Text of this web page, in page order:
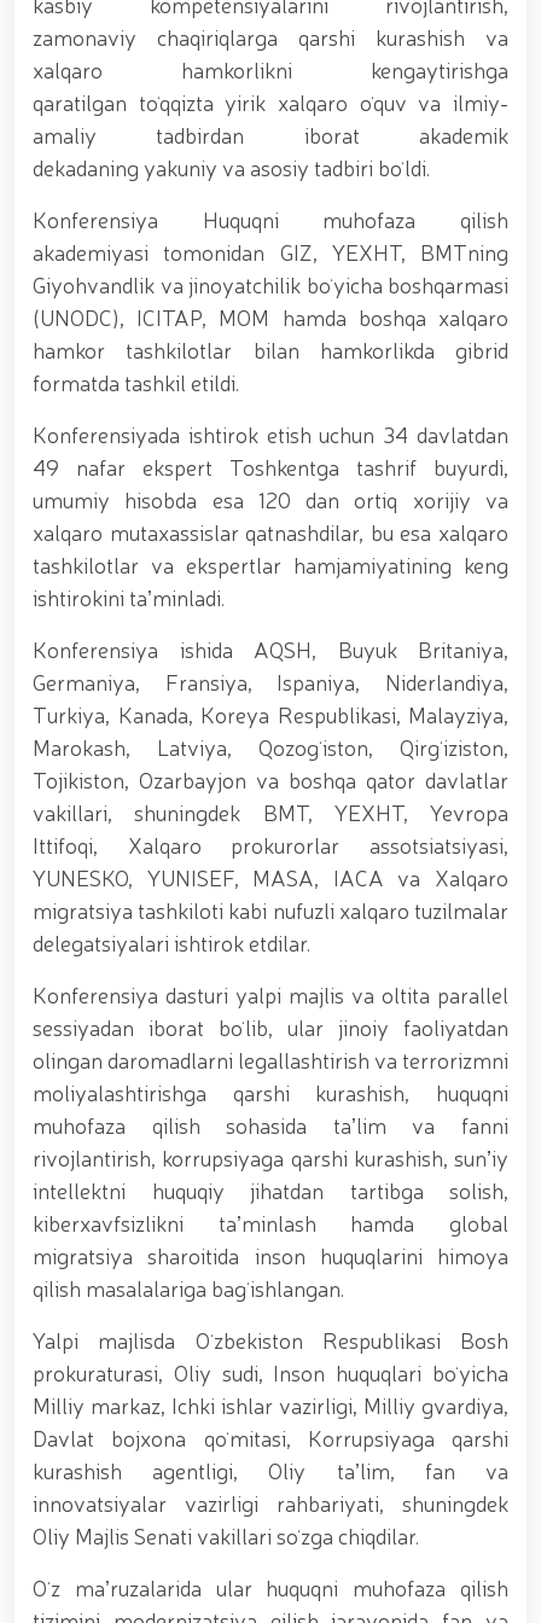
O‘zbekiston Milliy kino san'ati saroyida Milliy
gvardiya tizimidagi yoshlar bilan uchrashuv bo‘lib
o‘tdi. // Bayram kunlarida xavfsizlik toʻliq taʼminlandi
// Navroʻz shukuhi: otliq paradlar tashkil etildi //
“Navroʻzni ulugʻlash – insonni ulugʻlashdir!” shiori
ostida bayram sayli // Askarlar kasb-hunar
sertifikatlariga ega boʻldi // Qahramonlar xotirasi
xizmatchisi Navbahor Hamidova oltin medalni qoʻlga
kiritdi. // Iroda Ismoilova «Sodiq xizmatlari uchun»
medali bilan taqdirlandi. // O‘zbekiston Qurolli
Kuchlarida kibersport, dron va robot texnologiyalari
yo‘nalishlari rivojlantiriladi // Andijon viloyatida
Respublika ishchi guruhining yoshlar bilan uchrashuvi
tadbirlari doirasida muddatdi harbiy xizmatchilarga
sertifikatlar topshirildi. // Milliy gvardiya
poytaxtimizdagi manzilli ishlari davomida yoshlar
bilan uchrashib, ular bilan ochiq muloqot o‘tkazdi. //
Farg‘ona viloyatida jinoyat sodir etishga moyil
shaxslar yashash manzillarida tezkor tadbirlar
o‘tkazildi. // “8-mart – Xalqaro xotin qizlar kuni”
munosabati bilan Milliy gvardiya tizimida faoliyat
yuritib kyelayotgan ayollar uchun tantanali bayram
tadbiri tashkil etildi // Moliyaviy shaffoflik va
yig‘ini o‘tkazildi // Ajdodlar merosi – milliy gʻurur va
vatanparvarlik manbai // General-polkovnik
B.Tashmatov Toshkent “Temurbeklar maktabi”
harbiy akademik litseyi faoliyati bilan yaqindan
tanishdi. //Milliy gvardiya qo‘mondoni, general-
polkovnik B.Tashmatov Sirdaryo va Jizzax viloyatida
o'rganish ishlarini olib bordi // “Harbiy taʼlim tizimida
ilm-fan va pedagogik texnologiyalarni rivojlantirish
istiqbollari” mavzusida respublika harbiy ilmiy-
amaliy konferensiyasi tashkil etildi. //Milliy gvardiya
qo‘mondoni general-polkovnik B.Tashmatov ilk
manzilli ishlarini Yunusobod tumanida amalga
oshirdi. // Samarqand va Buxoro viloyatalarida
ishonchli taʼminlash boʻyicha manzilli ishlar amalga
oshirildi. // Yoshlar siyosatiga oid ustuvor vazifalar
doimiy e’tiborda. // Milliy gvardiya qoʻmondoni
general-polkovnik B.Tashmatov Oʻzbekiston huquqni
muhofaza qilish organlarining Qoʻl jangi federatsiyasi
raisi etib saylandi. // Milliy gvardiya shaxsiy
tarkibining jangovar salohiyati, jismoniy va ma'naviy
tayyorgarligini mustahkamlash hamda zamon
talablariga mos takomillashtirishga qaratilgan ishlar
davom ettirilmoqda. // Tizim fidoyilari hurmat va
ehtirom bilan nafaqaga kuzatildi. // “Kitobxon harbiy
oilalar” mavzusida adabiy-badiiy kecha tashkil etildi
/ / Vatanparvarlik oyligi doirasidagi tadbirlar / /
Toshkentda qidiruvda bo‘lgan shaxs qo‘lga olindi / /
“Jasorat” filmi premyerasi bo'lib o'tdi / / Qurolli
Kuchlarimiz tashkil etilganining 34 yilligi va 14 yanvar
– Vatan himoyachilari kuni munosabati Milliy
gvardiyada bayramona tadbir o‘tkazildi / / Milliy
gvardiya qo'mondonining O‘zbekiston Respublikasi
Qurolli Kuchlari tashkil etilganining 34 yilligi va Vatan
himoyachilari kuni munosabati bilan bayram tabrigi /
/ Oʻzbekiston Respublikasi Qurolli Kuchlari tashkil
etilganining 34 yilligi hamda 14-yanvar — Vatan
himoyachilari kuni munosabati bilan gvardiyachilar
xizmat burchini bajarish chogʻida qahramonlarcha
halok boʻlgan safdoshlari xotirasiga bagʻishlab Milliy
zamonaviy chaqiriqlarga qarshi kurashish va
xalqaro hamkorlikni kengaytirishga
qaratilgan toʻqqizta yirik xalqaro oʻquv va ilmiy-
amaliy tadbirdan iborat akademik
dekadaning yakuniy va asosiy tadbiri boʻldi.
Konferensiya Huquqni muhofaza qilish
akademiyasi tomonidan GIZ, YEXHT, BMTning
Giyohvandlik va jinoyatchilik boʻyicha boshqarmasi
(UNODC), ICITAP, MOM hamda boshqa xalqaro
hamkor tashkilotlar bilan hamkorlikda gibrid
formatda tashkil etildi.
Konferensiyada ishtirok etish uchun 34 davlatdan
49 nafar ekspert Toshkentga tashrif buyurdi,
umumiy hisobda esa 120 dan ortiq xorijiy va
xalqaro mutaxassislar qatnashdilar, bu esa xalqaro
tashkilotlar va ekspertlar hamjamiyatining keng
ishtirokini taʼminladi.
Konferensiya ishida AQSH, Buyuk Britaniya,
Germaniya, Fransiya, Ispaniya, Niderlandiya,
Turkiya, Kanada, Koreya Respublikasi, Malayziya,
Marokash, Latviya, Qozogʻiston, Qirgʻiziston,
Tojikiston, Ozarbayjon va boshqa qator davlatlar
vakillari, shuningdek BMT, YEXHT, Yevropa
Ittifoqi, Xalqaro prokurorlar assotsiatsiyasi,
YUNESKO, YUNISEF, MASA, IACA va Xalqaro
migratsiya tashkiloti kabi nufuzli xalqaro tuzilmalar
delegatsiyalari ishtirok etdilar.
Konferensiya dasturi yalpi majlis va oltita parallel
sessiyadan iborat boʻlib, ular jinoiy faoliyatdan
olingan daromadlarni legallashtirish va terrorizmni
moliyalashtirishga qarshi kurashish, huquqni
muhofaza qilish sohasida taʼlim va fanni
rivojlantirish, korrupsiyaga qarshi kurashish, sunʼiy
intellektni huquqiy jihatdan tartibga solish,
kiberxavfsizlikni taʼminlash hamda global
migratsiya sharoitida inson huquqlarini himoya
qilish masalalariga bagʻishlangan.
Yalpi majlisda Oʻzbekiston Respublikasi Bosh
prokuraturasi, Oliy sudi, Inson huquqlari boʻyicha
Milliy markaz, Ichki ishlar vazirligi, Milliy gvardiya,
Davlat bojxona qoʻmitasi, Korrupsiyaga qarshi
kurashish agentligi, Oliy taʼlim, fan va
innovatsiyalar vazirligi rahbariyati, shuningdek
Oliy Majlis Senati vakillari soʻzga chiqdilar.
Oʻz maʼruzalarida ular huquqni muhofaza qilish